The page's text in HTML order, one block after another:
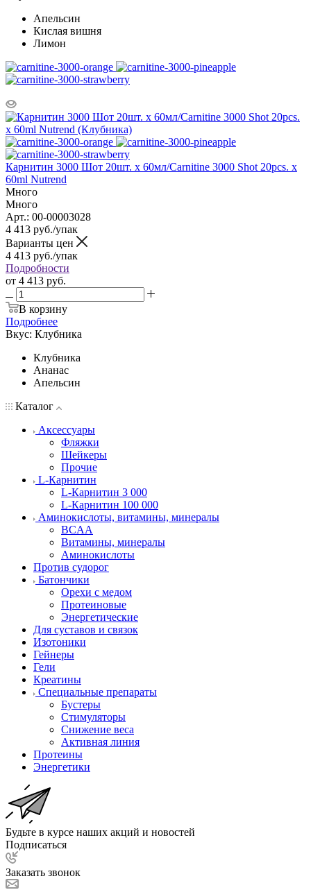
Апельсин
Кислая вишня
Лимон
Карнитин 3000 Шот 20шт. х 60мл/Carnitine 3000 Shot 20pcs. х
60ml Nutrend
Много
Много
Арт.: 00-00003028
4 413 руб./упак
Варианты цен
4 413 руб./упак
Подробности
от 4 413 руб.
В корзину
Подробнее
Вкус: Клубника
Клубника
Ананас
Апельсин
Каталог
Аксессуары
Фляжки
Шейкеры
Прочие
L-Карнитин
L-Карнитин 3 000
L-Карнитин 100 000
Аминокислоты, витамины, минералы
BCAA
Витамины, минералы
Аминокислоты
Против судорог
Батончики
Орехи с медом
Протеиновые
Энергетические
Для суставов и связок
Изотоники
Гейнеры
Гели
Креатины
Специальные препараты
Бустеры
Стимуляторы
Снижение веса
Активная линия
Протеины
Энергетики
Будьте в курсе наших акций и новостей
Подписаться
Заказать звонок